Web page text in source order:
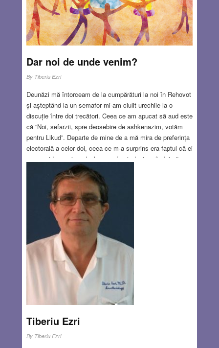
MAY 2, 2019 9 COMMENTS
Dar noi de unde venim?
By Tiberiu Ezri
Deunăzi mă întorceam de la cumpărături la noi în Rehovot
și așteptând la un semafor mi-am ciulit urechile la o
discuție între doi trecători. Ceea ce am apucat să aud este
că “Noi, sefarzii, spre deosebire de ashkenazim, votăm
pentru Likud”. Departe de mine de a mă mira de preferința
electorală a celor doi, ceea ce m-a surprins era faptul că ei
se considerau și se declarau sefarzi, deși amândoi păreau
evrei etiopieni. Subiectul originii evreilor este unul complex
și fascinant. Cu toate că în tinerețe eram conștient numai
de existența câtorva comunități evreiești, în primul rând
sefarzii (evreii spanioli) și ashkenazimii (evreii germanici),
diversitatea evreilor este enormă.
APR 18, 2019
Tiberiu Ezri
By Tiberiu Ezri